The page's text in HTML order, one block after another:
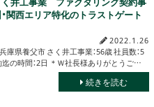
関西エリア特化のトラストゲート
2022.1.26
県養父市 さく井工事業：56歳 社員数：5
迄の時間：2日 ＊Ｗ社長様ありがとうご…
続きを読む